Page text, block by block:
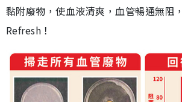
黏附廢物，使血液清爽，血管暢通無阻
Refresh！